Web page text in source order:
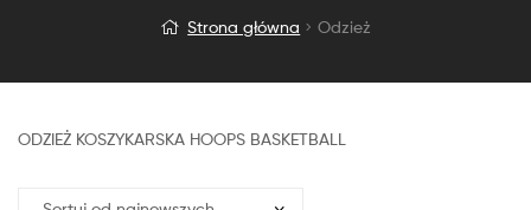
Strona główna Odzież
ODZIEŻ KOSZYKARSKA HOOPS BASKETBALL